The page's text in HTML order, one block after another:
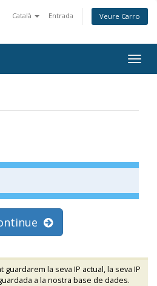
Català Entrada Veure Carro
la seva IP actual, la seva IP
a la nostra base de dades.